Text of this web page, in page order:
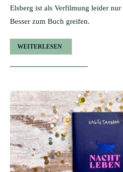
Elsberg ist als Verfilmung leider
Besser zum Buch greifen.
WEITERLESEN